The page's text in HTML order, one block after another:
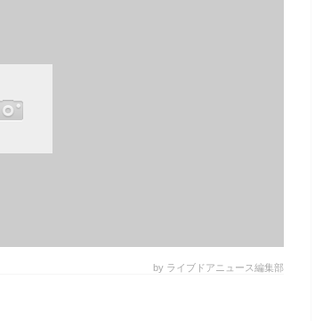
by ライブドアニュース編集部